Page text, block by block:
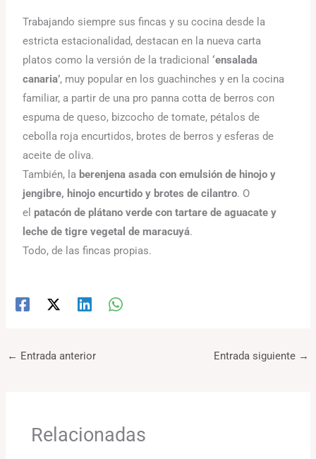
Trabajando siempre sus fincas y su cocina desde la
estricta estacionalidad, destacan en la nueva carta
platos como la versión de la tradicional‘ensalada
canaria’, muy popular en los guachinches y en la cocina
familiar, a partir de una pro panna cotta de berros con
espuma de queso, bizcocho de tomate, pétalos de
cebolla roja encurtidos, brotes de berros y esferas de
aceite de oliva.
También, la berenjena asada con emulsión de hinojo y
jengibre, hinojo encurtido y brotes de cilantro. O
elpatacón de plátano verde con tartare de aguacate y
leche de tigre vegetal de maracuyá.
Todo, de las fincas propias.
← Entrada anterior Entrada siguiente →
Relacionadas